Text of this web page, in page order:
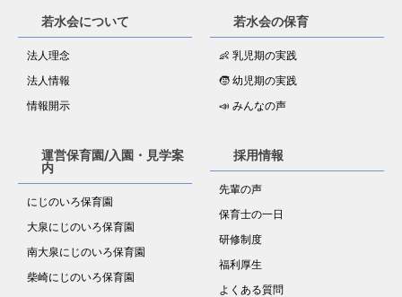
若水会について
法人理念
法人情報
情報開示
若水会の保育
👶 乳児期の実践
🧒 幼児期の実践
📣 みんなの声
運営保育園/入園・見学案
内
にじのいろ保育園
大泉にじのいろ保育園
南大泉にじのいろ保育園
柴崎にじのいろ保育園
採用情報
先輩の声
保育士の一日
研修制度
福利厚生
よくある質問